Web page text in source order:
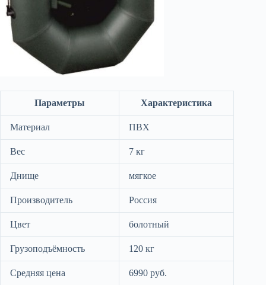
Параметры Характеристика
Материал ПВХ
Вес 7 кг
Днище мягкое
Производитель Россия
Цвет болотный
Грузоподъёмность 120 кг
Средняя цена
6990 руб.